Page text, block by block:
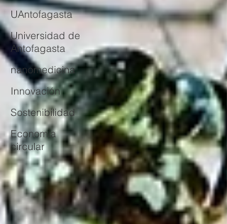
UAntofagasta
Universidad de
Antofagasta
nanomedicina
Innovación
Sostenibilidad
Economía
circular